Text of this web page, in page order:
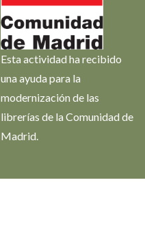
Esta actividad ha recibido
una ayuda para la
modernización de las
librerías de la Comunidad de
Madrid.